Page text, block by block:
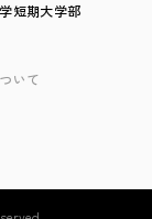
短期大学部
いて